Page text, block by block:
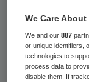
Zijn
van een
van de raad
bestuurlijke
We Care
We and our887
or unique identifiers,
technologies to
process data to
disable them. If